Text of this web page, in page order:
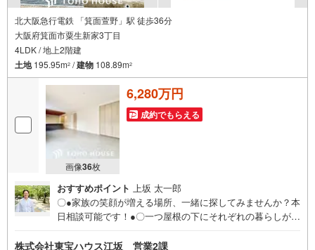
北大阪急行電鉄 「箕面萱野」駅 徒歩36分
大阪府箕面市粟生新家3丁目
4LDK / 地上2階建
土地195.95m2 /建物 108.89m2
画像36枚
6,280万円
成約でもらえる
おすすめポイント 上坂 太一郎
〇●家族の笑顔が増える場所、一緒に探してみませんか？本
日相談可能です！●〇一つ屋根の下にそれぞれの暮らしがあ
こそ、そのベースはシンプルであるべきだと思う。なぜな
株式会社東宝ハウス江坂 営業2課